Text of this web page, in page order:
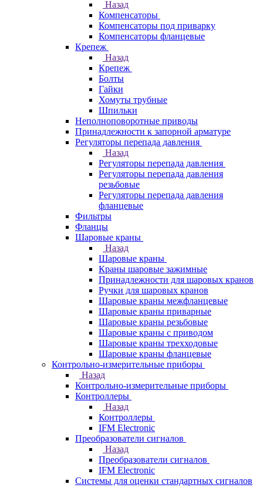
Назад
Компенсаторы
Компенсаторы под приварку
Компенсаторы фланцевые
Крепеж
Назад
Крепеж
Болты
Гайки
Хомуты трубные
Шпильки
Неполноповоротные приводы
Принадлежности к запорной арматуре
Регуляторы перепада давления
Назад
Регуляторы перепада давления
Регуляторы перепада давления
резьбовые
Регуляторы перепада давления
фланцевые
Фильтры
Фланцы
Шаровые краны
Назад
Шаровые краны
Краны шаровые зажимные
Принадлежности для шаровых кранов
Ручки для шаровых кранов
Шаровые краны межфланцевые
Шаровые краны приварные
Шаровые краны резьбовые
Шаровые краны с приводом
Шаровые краны трехходовые
Шаровые краны фланцевые
Контрольно-измерительные приборы
Назад
Контрольно-измерительные приборы
Контроллеры
Назад
Контроллеры
IFM Electronic
Преобразователи сигналов
Назад
Преобразователи сигналов
IFM Electronic
Системы для оценки стандартных сигналов